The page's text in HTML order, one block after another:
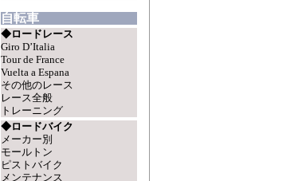
自転車
◆ロードレース
Giro D’Italia
Tour de France
Vuelta a Espana
その他のレース
レース全般
トレーニング
◆ロードバイク
メーカー別
モールトン
ピストバイク
メンテナンス